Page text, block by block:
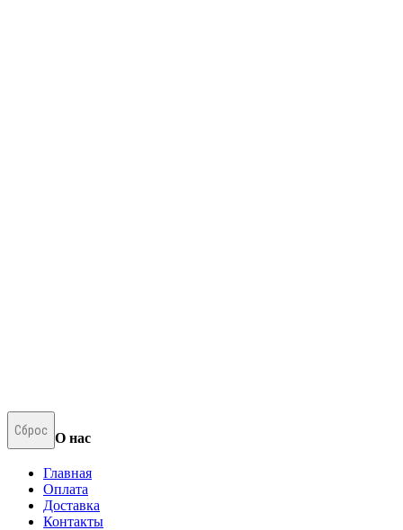
Сброс
О нас
Главная
Оплата
Доставка
Контакты